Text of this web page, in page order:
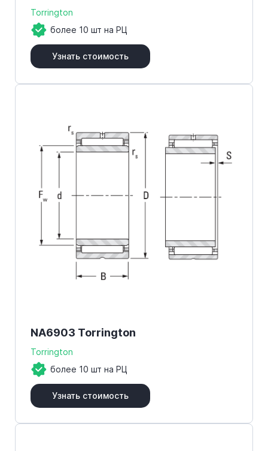
Torrington
более 10 шт на РЦ
Узнать стоимость
NA6903 Torrington
Torrington
более 10 шт на РЦ
Узнать стоимость